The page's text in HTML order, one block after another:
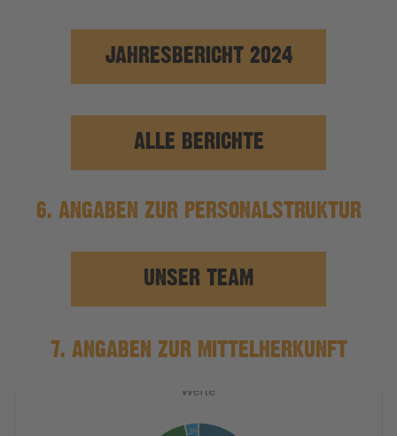
JAHRESBERICHT 2024
ALLE BERICHTE
6. ANGABEN ZUR PERSONALSTRUKTUR
UNSER TEAM
7. ANGABEN ZUR MITTELHERKUNFT